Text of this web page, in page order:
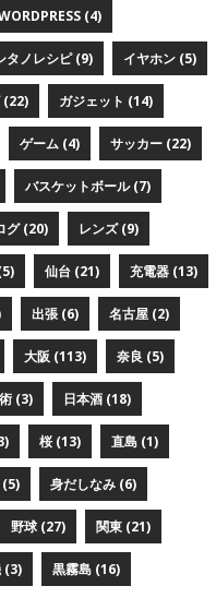
(4)
タノレシピ (9) イヤホン (5)
(22) ガジェット (14)
ゲーム (4) サッカー (22)
バスケットボール (7)
グ (20) レンズ (9)
仙台 (21) 充電器 (13)
出張 (6) 名古屋 (2)
大阪 (113) 奈良 (5)
(3) 日本酒 (18)
桜 (13) 直島 (1)
(5) 身だしなみ (6)
野球 (27) 関東 (21)
(3) 黒霧島 (16)